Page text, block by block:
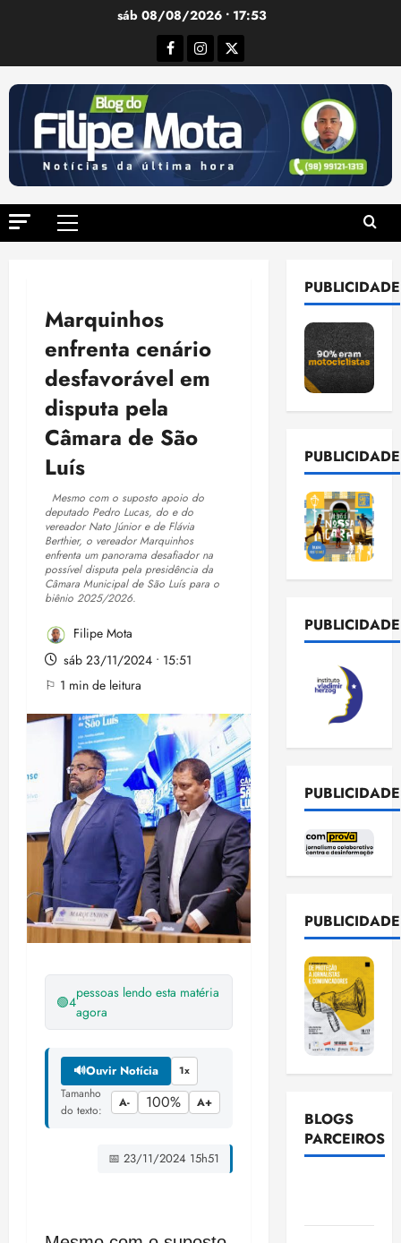
sáb 08/08/2026 • 17:53
Facebook
Instagram
Twitter
Menu
Marquinhos
enfrenta cenário
desfavorável em
disputa pela
Câmara de São
Luís
Mesmo com o suposto apoio do
deputado Pedro Lucas, do e do
vereador Nato Júnior e de Flávia
Berthier, o vereador Marquinhos
enfrenta um panorama desafiador na
possível disputa pela presidência da
Câmara Municipal de São Luís para o
biênio 2025/2026.
Filipe Mota
sáb 23/11/2024 • 15:51
⚐ 1 min de leitura
🟢4
pessoas lendo esta matéria
agora
🔊Ouvir Notícia 1x
Tamanho
do texto:
A- 100% A+
📅 23/11/2024 15h51
PUBLICIDADE
PUBLICIDADE
PUBLICIDADE
PUBLICIDADE
PUBLICIDADE
BLOGS
PARCEIROS